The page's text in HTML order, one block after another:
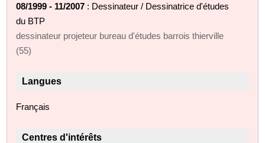
08/1999 - 11/2007 : Dessinateur / Dessinatrice d'études
du BTP
dessinateur projeteur bureau d'études barrois thierville
(55)
Langues
Français
Centres d'intérêts